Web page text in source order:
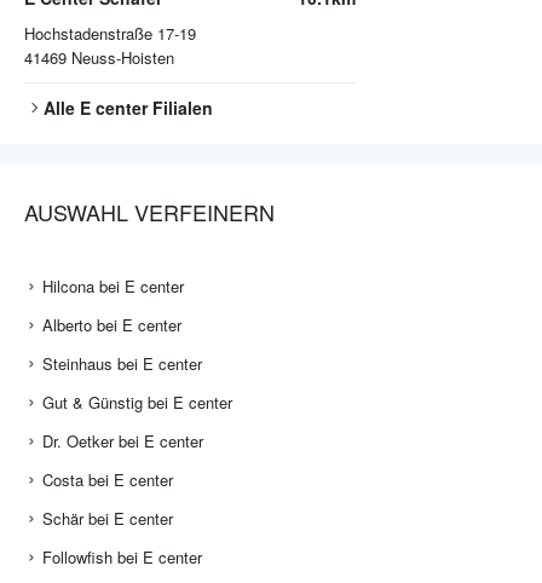
Hochstadenstraße 17-19
41469 Neuss-Hoisten
Alle E centerFilialen
AUSWAHL VERFEINERN
Hilcona bei E center
Alberto bei E center
Steinhaus bei E center
Gut & Günstig bei E center
Dr. Oetker bei E center
Costa bei E center
Schär bei E center
Followfish bei E center